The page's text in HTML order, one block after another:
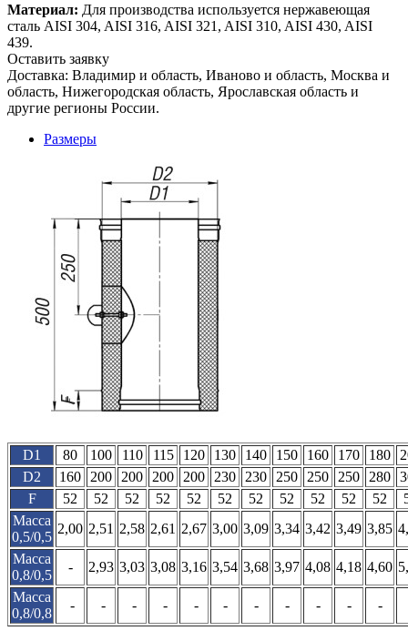
Материал: Для производства используется нержавеющая
сталь AISI 304, AISI 316, AISI 321, AISI 310, AISI 430, AISI
439.
Оставить заявку
Доставка: Владимир и область, Иваново и область, Москва и
область, Нижегородская область, Ярославская область и
другие регионы России.
Размеры
D1 80 100 110 115 120 130 140 150 160 170 180
D2
160 200 200 200 200 230 230 250 250 250 280
F
52 52 52 52 52 52 52 52 52 52 52
Масса
0,5/0,5
2,00 2,51 2,58 2,61 2,67 3,00 3,09 3,34 3,42 3,49 3,85
Масса
0,8/0,5
- 2,93 3,03 3,08 3,16 3,54 3,68 3,97 4,08 4,18 4,60
Масса
0,8/0,8
- - - - - - - - - - -